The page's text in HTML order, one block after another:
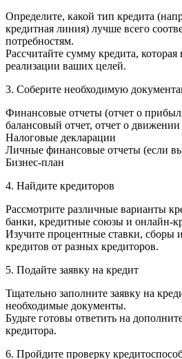
Определите, какой тип кредита
кредитная линия) лучше всего
потребностям.
Рассчитайте сумму кредита, которая
реализации ваших целей.
3. Соберите необходимую
Финансовые отчеты (отчет о
балансовый отчет, отчет о
Налоговые декларации
Личные финансовые отчеты (если
Бизнес-план
4. Найдите кредиторов
Рассмотрите различные варианты
банки, кредитные союзы и онлайн-
Изучите процентные ставки, сборы
кредитов от разных кредиторов.
5. Подайте заявку на кредит
Тщательно заполните заявку на
необходимые документы.
Будьте готовы ответить на
кредитора.
6. Пройдите проверку